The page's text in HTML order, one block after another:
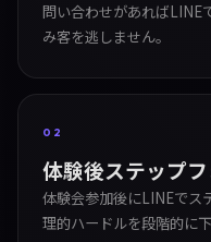
問い合わせがあればLINE
み客を逃しません。
02
体験後ステップ
体験会参加後にLINEでス
理的ハードルを段階的に下